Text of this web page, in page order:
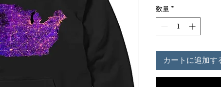
数量 *
カートに追加す